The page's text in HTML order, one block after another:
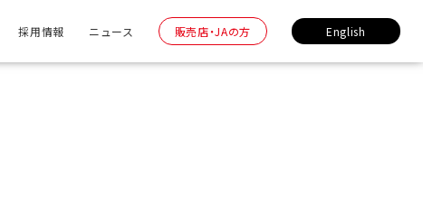
採用情報 ニュース 販売店・JAの方 English